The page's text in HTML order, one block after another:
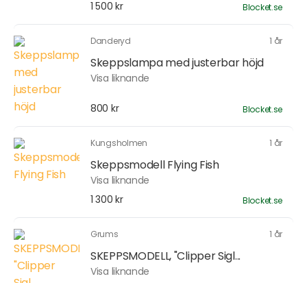
1 500 kr
Blocket.se
Danderyd 1 år
Skeppslampa med justerbar höjd
Visa liknande
800 kr Blocket.se
Kungsholmen 1 år
Skeppsmodell Flying Fish
Visa liknande
1 300 kr
Blocket.se
Grums 1 år
SKEPPSMODELL, "Clipper Sigl...
Visa liknande